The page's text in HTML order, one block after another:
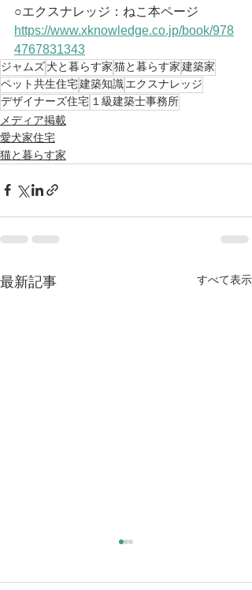
○エクスナレッジ：ねこ本ページ
https://www.xknowledge.co.jp/book/978
4767831343
ジャムズ犬と暮らす家猫と暮らす家建築家
ペット共生住宅建築知識エクスナレッジ
デザイナーズ住宅 １級建築士事務所
メディア掲載
愛犬家住宅
猫と暮らす家
最新記事 すべて表示